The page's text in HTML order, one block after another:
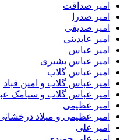
امیر صداقت
امیر صدرا
امیر صدیقی
امیر عابدینی
امیر عباس
امیر عباس بشیری
امیر عباس گلاب
امیر عباس گلاب و امین قباد
امیر عباس گلاب و سیامک
امیر عظیمی
امیر عظیمی و میلاد
امیر علی